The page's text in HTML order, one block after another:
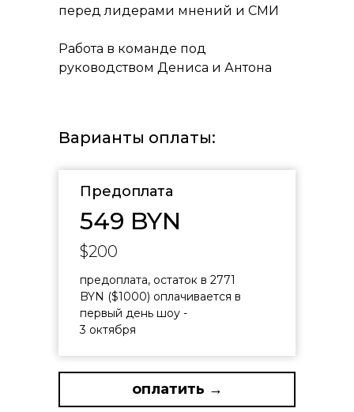
549 BYN
$200
предоплата, остаток в 2771
BYN ($1000) оплачивается в
первый день шоу -
3 октября
оплатить →
Предоплата
Варианты оплаты:
перед лидерами мнений и СМИ
Работа в команде под
руководством Дениса и Антона